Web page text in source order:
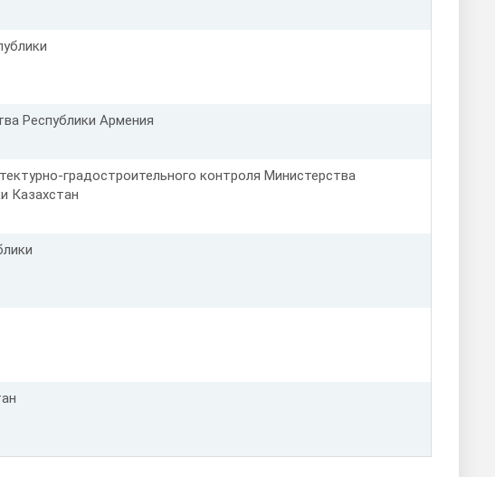
Республики Армения
градостроительного контроля Министерства
Казахстан